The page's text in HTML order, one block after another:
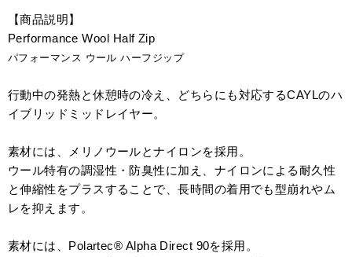
【商品説明】
Performance Wool Half Zip
パフォーマンス ウール ハーフジップ
行動中の発熱と休憩時の冷え、どちらにも対応するCAYLのハ
イブリッドミッドレイヤー。
素材には、メリノウールとナイロンを採用。
ウール特有の調湿性・防臭性に加え、ナイロンによる耐久性
と伸縮性をプラスすることで、長時間の着用でも型崩れやム
レを抑えます。
素材には、Polartec® Alpha Direct 90を採用。